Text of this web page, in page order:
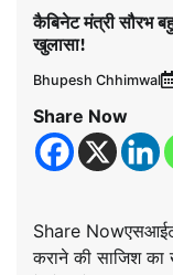
कैबिनेट मंत्री सौरभ
खुलासा!
Bhupesh Chhimwal
Share Now
Share
कराने की साजिश का